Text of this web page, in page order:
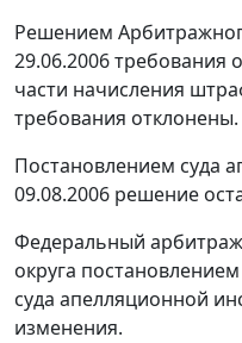
Решением
29.06.2006 требования
части начисления
требования отклонены.
Постановлением суда
09.08.2006 решение
Федеральный
округа
суда апелляционной
изменения.